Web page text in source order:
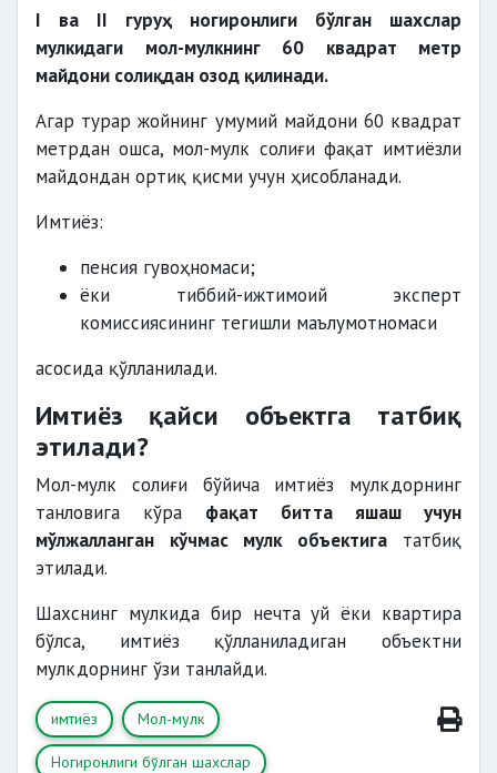
I ва II гуруҳ ногиронлиги бўлган шахслар
мулкидаги мол-мулкнинг 60 квадрат метр
майдони солиқдан озод қилинади.
Агар турар жойнинг умумий майдони 60 квадрат
метрдан ошса, мол-мулк солиғи фақат имтиёзли
майдондан ортиқ қисми учун ҳисобланади.
Имтиёз:
пенсия гувоҳномаси;
ёки тиббий-ижтимоий эксперт
комиссиясининг тегишли маълумотномаси
асосида қўлланилади.
Имтиёз қайси объектга татбиқ
этилади?
Мол-мулк солиғи бўйича имтиёз мулкдорнинг
танловига кўра фақат битта яшаш учун
мўлжалланган кўчмас мулк объектигататбиқ
этилади.
Шахснинг мулкида бир нечта уй ёки квартира
бўлса, имтиёз қўлланиладиган объектни
мулкдорнинг ўзи танлайди.
имтиёз Мол-мулк
Ногиронлиги бўлган шахслар